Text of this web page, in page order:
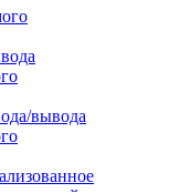
вывода